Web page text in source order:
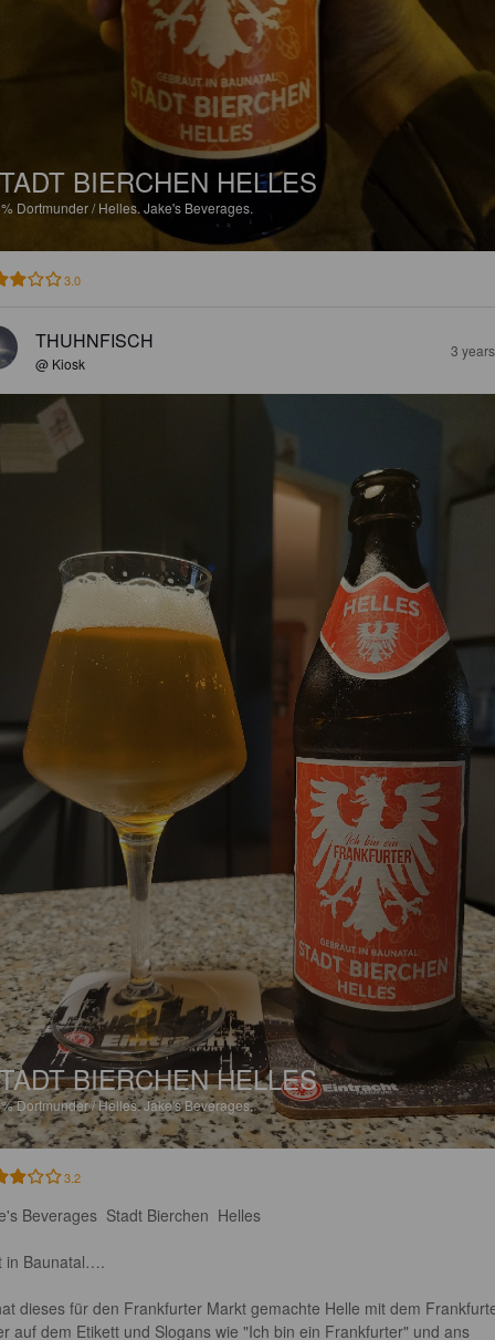
BIERCHEN HELLES
Dortmunder / Helles. Jake's Beverages.
3.0
THUHNFISCH
@ Kiosk
3
BIERCHEN HELLES
Dortmunder / Helles.Jake's Beverages.
3.2
Beverages  Stadt Bierchen  Helles
in Baunatal….
dieses für den Frankfurter Markt gemachte Helle mit dem
auf dem Etikett und Slogans wie "Ich bin ein Frankfurter" und ans